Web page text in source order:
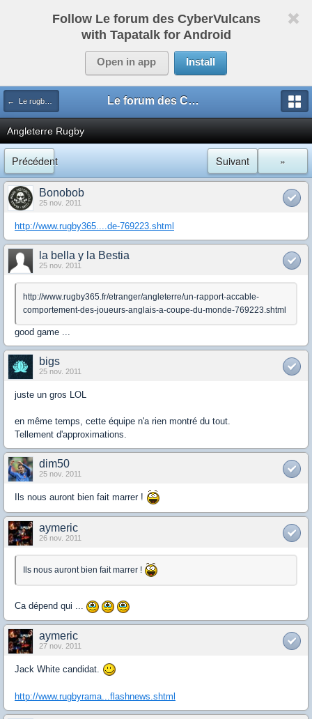
Follow Le forum des CyberVulcans
with Tapatalk for Android
Open in app Install
← Le rugby international Le forum des CyberVulcans
Angleterre Rugby
Précédent »
Suivant
Bonobob
25 nov. 2011
http://www.rugby365....de-769223.shtml
la bella y la Bestia
25 nov. 2011
http://www.rugby365.fr/etranger/angleterre/un-rapport-accable-
comportement-des-joueurs-anglais-a-coupe-du-monde-769223.shtml
good game ...
bigs
25 nov. 2011
juste un gros LOL
en même temps, cette équipe n'a rien montré du tout.
Tellement d'approximations.
dim50
25 nov. 2011
Ils nous auront bien fait marrer !
aymeric
26 nov. 2011
Ils nous auront bien fait marrer !
Ca dépend qui ...
aymeric
27 nov. 2011
Jack White candidat.
http://www.rugbyrama...flashnews.shtml